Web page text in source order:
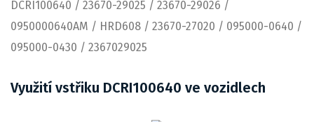
DCRI100640 / 23670-29025 / 23670-29026 /
0950000640AM / HRD608 / 23670-27020 / 095000-0640 /
095000-0430 / 2367029025
Využití vstřiku DCRI100640 ve vozidlech